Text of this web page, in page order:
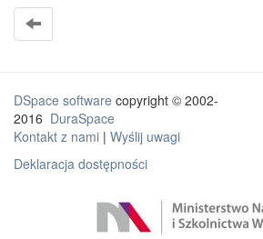
DSpace software copyright © 2002-
2016 DuraSpace
Kontakt z nami | Wyślij uwagi
Deklaracja dostępności